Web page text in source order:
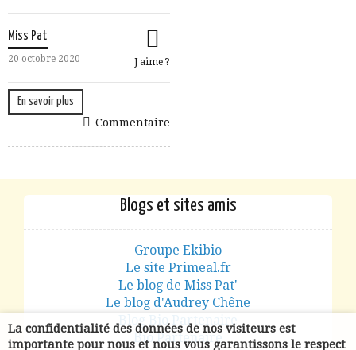
Miss Pat
20 octobre 2020 J aime ?
En savoir plus
Commentaire
Blogs et sites amis
Groupe Ekibio
Le site Primeal.fr
Le blog de Miss Pat'
Le blog d'Audrey Chêne
Blog Bio Partenaire
Bio Partenaire
La confidentialité des données de nos visiteurs est
importante pour nous et nous vous garantissons le respect